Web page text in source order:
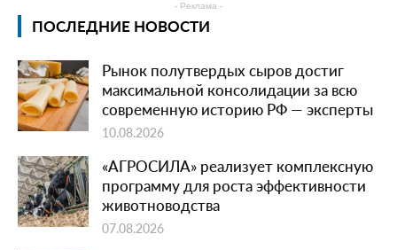
- Реклама -
ПОСЛЕДНИЕ НОВОСТИ
Рынок полутвердых сыров достиг
максимальной консолидации за всю
современную историю РФ — эксперты
10.08.2026
«АГРОСИЛА» реализует комплексную
программу для роста эффективности
животноводства
07.08.2026